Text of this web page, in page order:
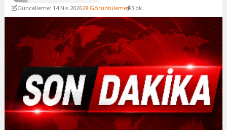
Güncelleme: 14 Nis 202628 Görüntüleme 3 dk.